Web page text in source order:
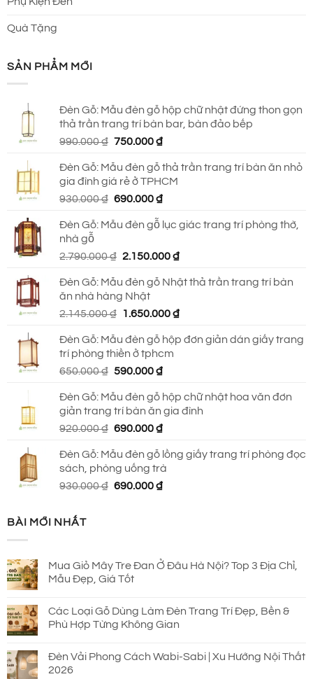
Quà Tặng
SẢN PHẨM MỚI
Đèn Gỗ: Mẫu đèn gỗ hộp chữ nhật đứng thon gọn
thả trần trang trí bàn bar, bàn đảo bếp
990.000₫ Giá
là:
990.000 ₫.
750.000₫Giá
tại
là:
750.000 ₫.
Đèn Gỗ: Mẫu đèn gỗ thả trần trang trí bàn ăn nhỏ
gia đình giá rẻ ở TPHCM
930.000₫ Giá
là:
690.000₫Giá
tại
690.000 ₫.
Đèn Gỗ: Mẫu đèn gỗ lục giác trang trí phòng thờ,
nhà gỗ
2.790.000₫ Giá
là:
2.790.000 ₫.
2.150.000₫Giá
tại
2.150.000 ₫.
Đèn Gỗ: Mẫu đèn gỗ Nhật thả trần trang trí bàn
ăn nhà hàng Nhật
2.145.000₫
Giá
là:
2.145.000 ₫.
1.650.000₫Giá
tại
Đèn Gỗ: Mẫu đèn gỗ hộp đơn giản dán giấy trang
trí phòng thiền ở tphcm
650.000₫ Giá
là:
650.000 ₫.
590.000₫Giá
tại
là:
590.000 ₫.
Đèn Gỗ: Mẫu đèn gỗ hộp chữ nhật hoa văn đơn
giản trang trí bàn ăn gia đình
920.000₫ Giá
là:
920.000 ₫.
690.000₫Giá
tại
là:
690.000 ₫.
Đèn Gỗ: Mẫu đèn gỗ lồng giấy trang trí phòng đọc
sách, phòng uống trà
930.000₫ Giá
690.000₫Giá
BÀI MỚI NHẤT
Mua Giỏ Mây Tre Đan Ở Đâu Hà Nội? Top 3 Địa Chỉ,
Mẫu Đẹp, Giá Tốt
Các Loại Gỗ Dùng Làm Đèn Trang Trí Đẹp, Bền &
Phù Hợp Từng Không Gian
Đèn Vải Phong Cách Wabi-Sabi | Xu Hướng Nội Thất
2026